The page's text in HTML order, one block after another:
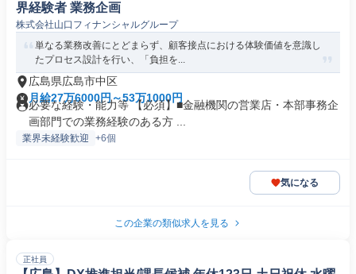
界経験者 業務企画
株式会社山口フィナンシャルグループ
単なる業務改善にとどまらず、顧客接点における体験価値を意識し
たプロセス設計を行い、「負担を...
広島県広島市中区
月給27万6000円～53万1000円
必要な経験・能力等 【必須】■金融機関の営業店・本部事務企
画部門での業務経験のある方 ...
業界未経験歓迎 +6個
気になる
この企業の類似求人を見る
正社員